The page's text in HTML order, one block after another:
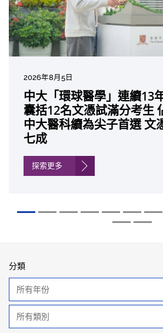
2026年8月5日
中大「環球醫學」連續13
囊括12名文憑試滿分考生
中大醫科續為尖子首選 文
七成
探索更多
2026年7月27日
中大成立嶄新 ITECH醫療
動健康經濟分析及價值醫
探索更多
2026年7月10日
中大研發「AI-OCT」系統
腫 假陽性轉介個案銳減六
候診症時間
2026年7月10日
中大黃秀娟教授獲頒中國
「光華工程科技獎」 成為
域唯一香港學者
2026年7月7日
中大新設「香港中文大學
許公開試狀元 鼓勵學醫狀
世界 裝備21世紀妙手仁醫
2026年6月29日
中大全新一站式PGT-Plus
傳統檢測中複雜基因異常
工受孕流產及異常妊娠風
2026年6月22日
中大發現青光眼治療新靶
可恢復七成視力 有助開創
法
2026年6月17日
中大成功拆解肝癌免疫治
一種免疫細胞具「除廢餵
細胞耐藥性
2026年6月10日
中大與多名全球專家共同
究 逾半晚期ALK陽性肺癌
因特定基因異常而引起的
「慢性病」 患者可與病共存
探索更多
2026年6月5日
中大教授陳重娥獲頒「清
獎」 成為本港首名學者榮
研最高榮譽
2026年6月2日
中大匯聚逾200位區域專
保險如何推動全民健康覆
探索更多
2026年5月19日
中大張源津醫生成首位亞
際泌尿科權威獎項John
獎
2026年5月14日
中大取得「從實驗室到臨
破 初步證實GLP-1藥物可
復情況
分類
類